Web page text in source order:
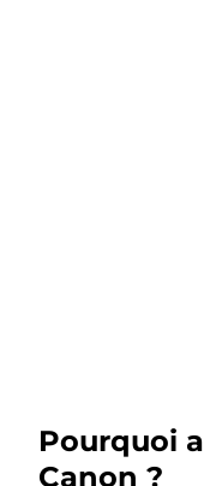
Pourquoi
Canon ?